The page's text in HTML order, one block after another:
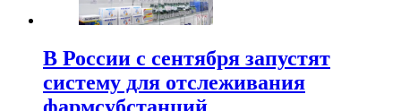
В России с сентября запустят
систему для отслеживания